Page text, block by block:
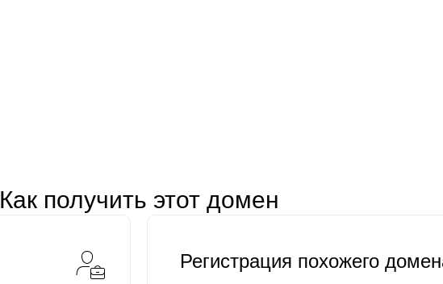
Как получить этот домен
Регистрация похожего